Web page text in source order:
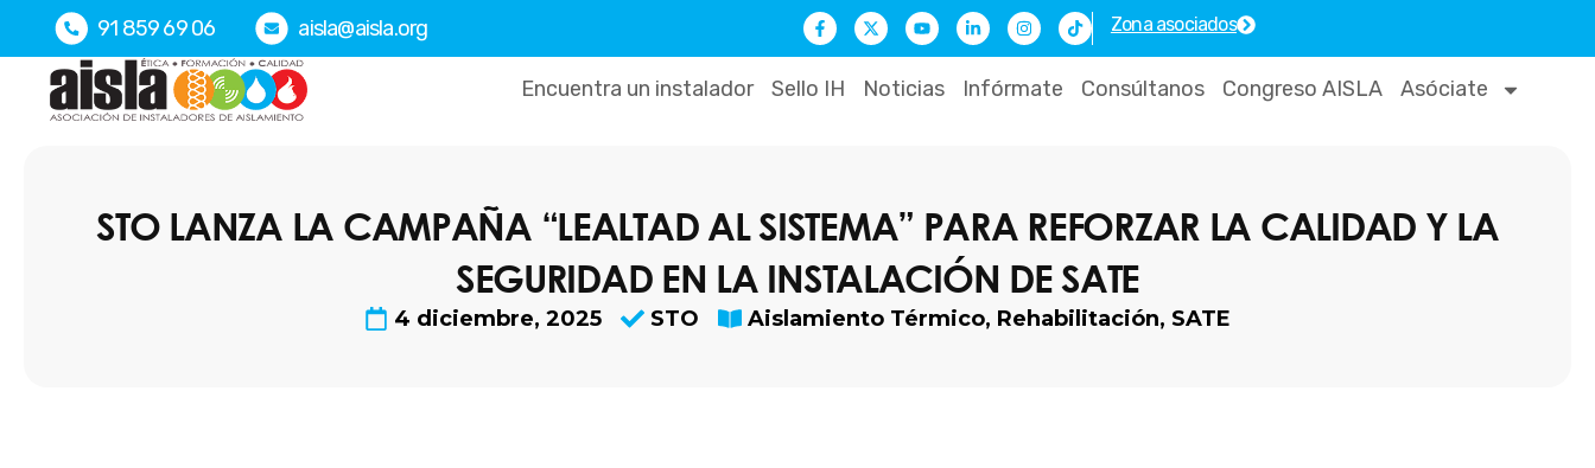
contenido
91 859 69 06 aisla@aisla.org
F
a
c
b
o
X
-
t
i
t
Y
o
u
u
b
L
i
n
e
d
I
n
s
a
g
T
i
k
o
Zona asociados
Encuentra un instalador Sello IH Noticias Infórmate Consúltanos Congreso AISLA Asóciate
STO LANZA LA CAMPAÑA “LEALTAD AL SISTEMA” PARA REFORZAR LA CALIDAD Y LA
SEGURIDAD EN LA INSTALACIÓN DE SATE
4 diciembre, 2025 STO Aislamiento Térmico, Rehabilitación, SATE